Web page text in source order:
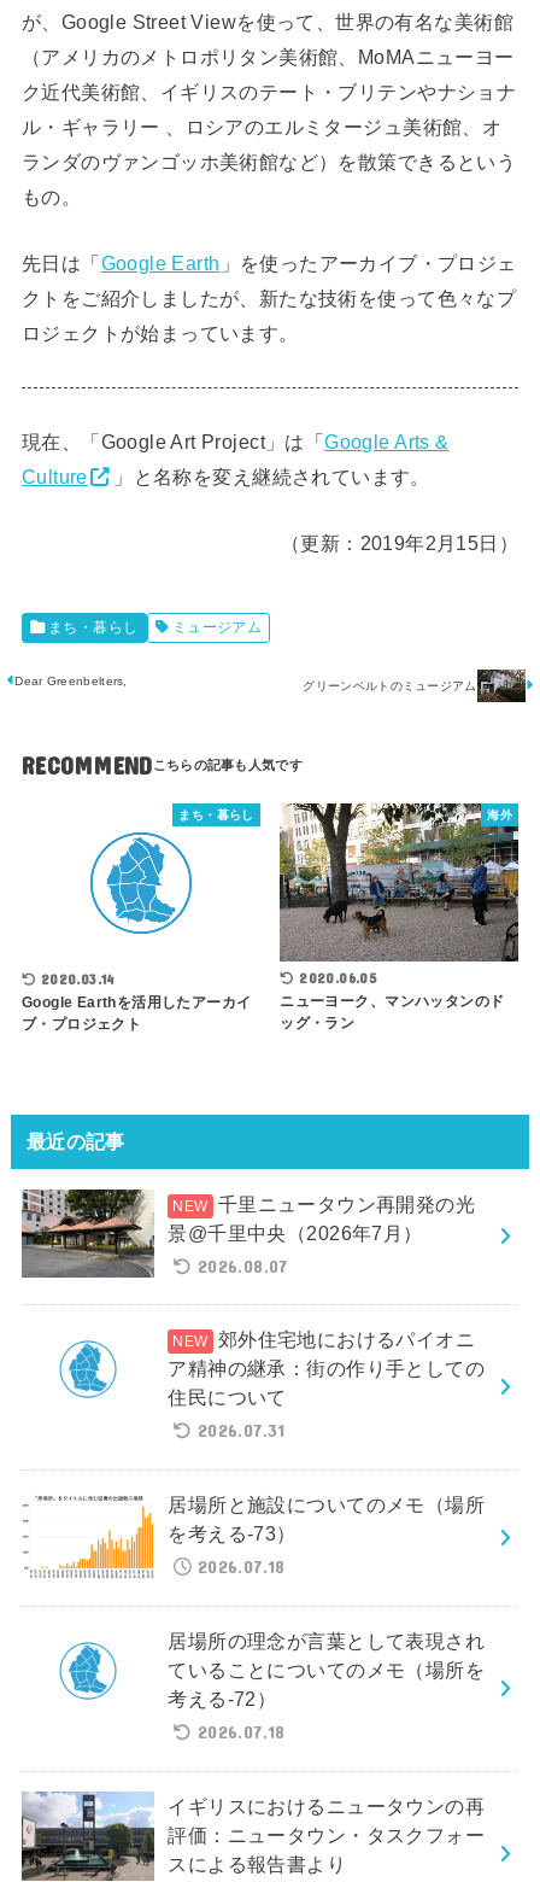
が、Google Street Viewを使って、世界の有名な美術館
（アメリカのメトロポリタン美術館、MoMAニューヨー
ク近代美術館、イギリスのテート・ブリテンやナショナ
ル・ギャラリー 、ロシアのエルミタージュ美術館、オ
ランダのヴァンゴッホ美術館など）を散策できるという
もの。
先日は「 Google Earth 」を使ったアーカイブ・プロジェ
クトをご紹介しましたが、新たな技術を使って色々なプ
ロジェクトが始まっています。
現在、「Google Art Project」は「Google Arts &
Culture
」と名称を変え継続されています。
（更新：2019年2月15日）
まち・暮らし ミュージアム
Dear Greenbelters, グリーンベルトのミュージアム
RECOMMEND
まち・暮らし
2020.03.14
Google Earthを活用したアーカイ
ブ・プロジェクト
海外
2020.06.05
ニューヨーク、マンハッタンのド
ッグ・ラン
最近の記事
千里ニュータウン再開発の光
景@千里中央（2026年7月）
2026.08.07
郊外住宅地におけるパイオニ
ア精神の継承：街の作り手としての
住民について
2026.07.31
居場所と施設についてのメモ（場所
を考える-73）
2026.07.18
居場所の理念が言葉として表現され
ていることについてのメモ（場所を
考える-72）
2026.07.18
イギリスにおけるニュータウンの再
評価：ニュータウン・タスクフォー
スによる報告書より